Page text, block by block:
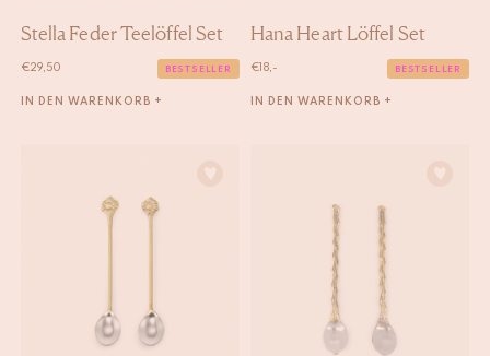
Stella Feder Teelöffel Set
€29,50 BESTSELLER
IN DEN WARENKORB +
Hana Heart Löffel Set
€ 18,- BESTSELLER
IN DEN WARENKORB +